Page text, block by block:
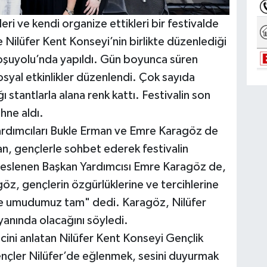
ve kendi organize ettikleri bir festivalde
Kent Konseyi’nin birlikte düzenlediği
yapıldı. Gün boyunca süren
etkinlikler düzenlendi. Çok sayıda
stantlarla alana renk kattı. Festivalin son
aldı.
Bukle Erman ve Emre Karagöz de
gençlerle sohbet ederek festivalin
Başkan Yardımcısı Emre Karagöz de,
gençlerin özgürlüklerine ve tercihlerine
umudumuz tam" dedi. Karagöz, Nilüfer
olacağını söyledi.
anlatan Nilüfer Kent Konseyi Gençlik
Nilüfer’de eğlenmek, sesini duyurmak